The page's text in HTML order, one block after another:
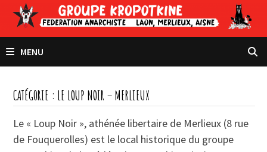
Passer
contenu
MENU
CATÉGORIE : LE LOUP NOIR – MERLIEUX
Le « Loup Noir », athénée libertaire de Merlieux (8 rue
de Fouquerolles) est le local historique du groupe